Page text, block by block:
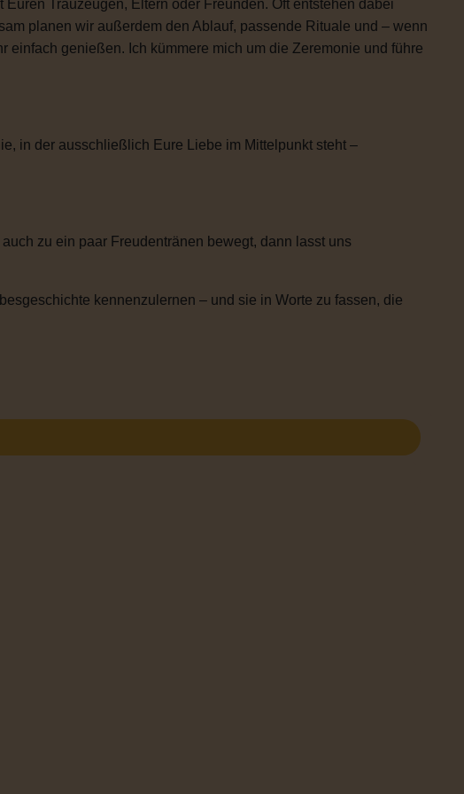
Trauzeugen, Eltern oder Freunden. Oft entstehen dabei
planen wir außerdem den Ablauf, passende Rituale und – wenn
einfach genießen. Ich kümmere mich um die Zeremonie und führe
in der ausschließlich Eure Liebe im Mittelpunkt steht –
zu ein paar Freudentränen bewegt, dann lasst uns
kennenzulernen – und sie in Worte zu fassen, die